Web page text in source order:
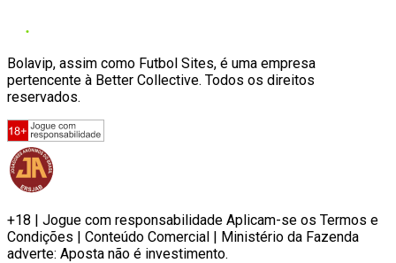
Bolavip, assim como Futbol Sites, é uma empresa
pertencente à Better Collective. Todos os direitos
reservados.
+18 | Jogue com responsabilidade Aplicam-se os Termos e
Condições | Conteúdo Comercial | Ministério da Fazenda
adverte: Aposta não é investimento.